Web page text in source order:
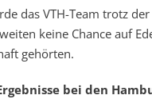
das VTH-Team trotz
keine Chance auf
gehörten.
bei den